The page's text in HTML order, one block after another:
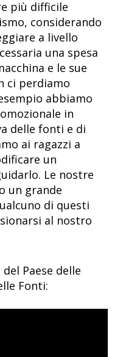
più difficile
considerando
a livello
una spesa
e le sue
ci perdiamo
abbiamo
in
delle fonti e di
ai ragazzi a
un
Le nostre
un grande
di questi
al nostro
Paese delle
Fonti: